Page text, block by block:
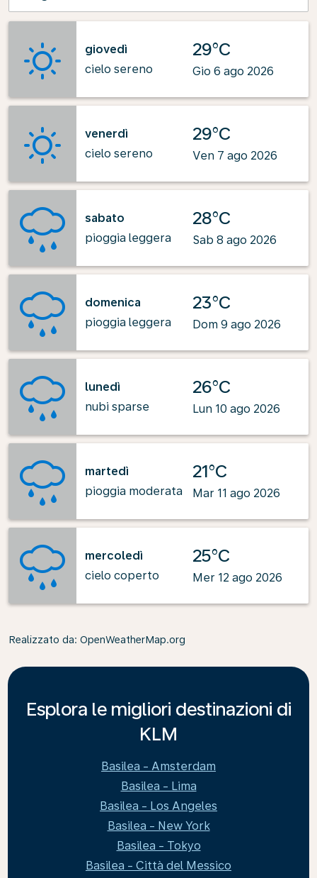
giovedì
cielo sereno
29°C
Gio 6 ago 2026
venerdì
cielo sereno
29°C
Ven 7 ago 2026
sabato
pioggia leggera
28°C
Sab 8 ago 2026
domenica
pioggia leggera
23°C
Dom 9 ago 2026
lunedì
nubi sparse
26°C
Lun 10 ago 2026
martedì
pioggia moderata
21°C
Mar 11 ago 2026
mercoledì
cielo coperto
25°C
Mer 12 ago 2026
Realizzato da: OpenWeatherMap.org
Esplora le migliori destinazioni di
KLM
Basilea - Amsterdam
Basilea - Lima
Basilea - Los Angeles
Basilea - New York
Basilea - Tokyo
Basilea - Città del Messico